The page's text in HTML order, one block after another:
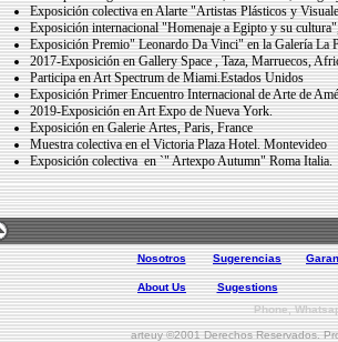
Exposición colectiva en Alarte "Artistas Plásticos y
Exposición internacional "Homenaje a Egipto y su
Exposición Premio" Leonardo Da Vinci" en la Galería La
2017-Exposición en Gallery Space , Taza, Marruecos,
Participa en Art Spectrum de Miami.Estados Unidos
Exposición Primer Encuentro Internacional de Arte de
2019-Exposición en Art Expo de Nueva York.
Exposición en Galerie Artes, Paris, France
Muestra colectiva en el Victoria Plaza Hotel. Montevideo
Exposición colectiva en `" Artexpo Autumn" Roma Italia.
Nosotros Sugerencias
About Us
Sugestions
Phone,
arteuy ©2001 Derechos Reservados.